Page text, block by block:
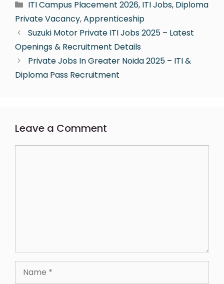
ITI Campus Placement 2026, ITI Jobs, Diploma
Private Vacancy,Apprenticeship
Suzuki Motor Private ITI Jobs 2025 – Latest
Openings & Recruitment Details
Private Jobs In Greater Noida 2025 – ITI &
Diploma Pass Recruitment
Leave a Comment